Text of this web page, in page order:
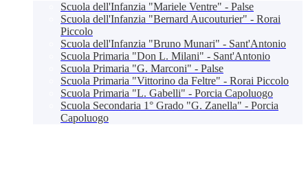
Scuola dell'Infanzia "Mariele Ventre" - Palse
Scuola dell'Infanzia "Bernard Aucouturier" - Rorai
Piccolo
Scuola dell'Infanzia "Bruno Munari" - Sant'Antonio
Scuola Primaria "Don L. Milani" - Sant'Antonio
Scuola Primaria "G. Marconi" - Palse
Scuola Primaria "Vittorino da Feltre" - Rorai Piccolo
Scuola Primaria "L. Gabelli" - Porcia Capoluogo
Scuola Secondaria 1° Grado "G. Zanella" - Porcia
Capoluogo